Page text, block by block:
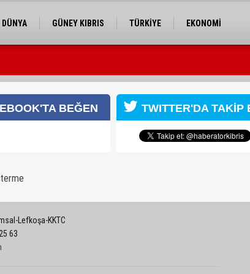
DÜNYA GÜNEY KIBRIS TÜRKİYE
EKONOMİ
Lefkoşa-KKTC
63
BEĞEN TWITTER'DA TAKİP